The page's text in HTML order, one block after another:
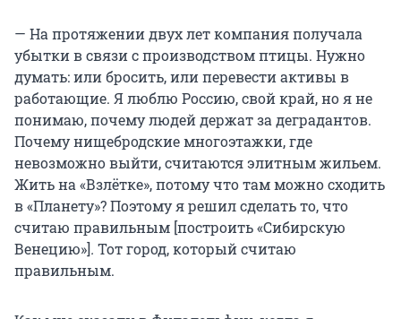
— На протяжении двух лет компания получала
убытки в связи с производством птицы. Нужно
думать: или бросить, или перевести активы в
работающие. Я люблю Россию, свой край, но я не
понимаю, почему людей держат за деградантов.
Почему нищебродские многоэтажки, где
невозможно выйти, считаются элитным жильем.
Жить на «Взлётке», потому что там можно сходить
в «Планету»? Поэтому я решил сделать то, что
считаю правильным [построить «Сибирскую
Венецию»]. Тот город, который считаю
правильным.